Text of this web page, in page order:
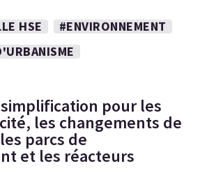
HSE
#ENVIRONNEMENT
pour les
les changements de
parcs de
et les réacteurs